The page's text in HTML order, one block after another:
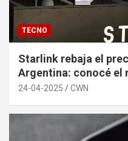
TECNO
Starlink rebaja el
Argentina: conocé el
24-04-2025 CWN